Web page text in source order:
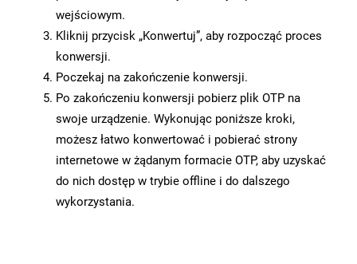
wejściowym.
Kliknij przycisk „Konwertuj”, aby rozpocząć proces
konwersji.
Poczekaj na zakończenie konwersji.
Po zakończeniu konwersji pobierz plik OTP na
swoje urządzenie. Wykonując poniższe kroki,
możesz łatwo konwertować i pobierać strony
internetowe w żądanym formacie OTP, aby uzyskać
do nich dostęp w trybie offline i do dalszego
wykorzystania.